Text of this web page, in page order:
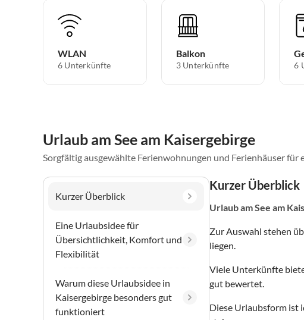
WLAN
6 Unterkünfte
Balkon
3 Unterkünfte 6
Urlaub am See am Kaisergebirge
Sorgfältig ausgewählte Ferienwohnungen und Ferienhäuser für
Kurzer Überblick
Eine Urlaubsidee für
Übersichtlichkeit, Komfort und
Flexibilität
Warum diese Urlaubsidee in
Kaisergebirge besonders gut
funktioniert
Kurzer Überblick
Urlaub am See am
Zur Auswahl stehen
liegen.
Viele Unterkünfte
gut bewertet.
Diese Urlaubsform ist